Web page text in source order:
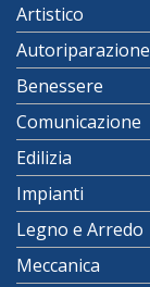
Artistico
Autoriparazione
Benessere
Comunicazione
Edilizia
Impianti
Legno e Arredo
Meccanica